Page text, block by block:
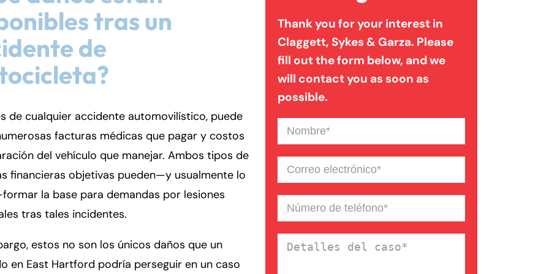
tras un
de
de cualquier accidente automovilístico, puede
facturas médicas que pagar y costos
del vehículo que manejar. Ambos tipos de
financieras objetivas pueden—y usualmente lo
la base para demandas por lesiones
tras tales incidentes.
estos no son los únicos daños que un
en East Hartford podría perseguir en un caso
Lesión Cerebral Traumática
Lesiones Personales
Mordeduras De Perro
Muerte Injusta
Resbalones Y Caidas
Thank you for your interest in
Claggett, Sykes & Garza. Please
fill out the form below, and we
will contact you as soon as
possible.
Nombre(Required)
Correo
electrónico(Required)
Número
de
teléfono(Required)
Detalles
- Hours
Service 24/7
8:30 AM – 5:00 PM
8:30 AM – 5:00 PM
8:30 AM – 5:00 PM
- Hours
Service 24/7
8:30 AM – 5:00 PM
8:30 AM – 5:00 PM
8:30 AM – 5:00 PM